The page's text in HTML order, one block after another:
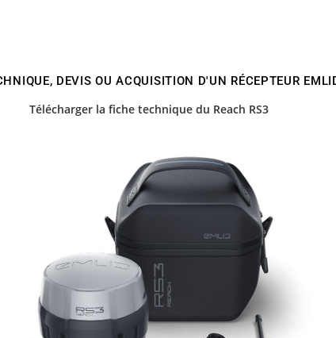
DEVIS OU ACQUISITION D'UN RÉCEPTEUR
Télécharger la fiche technique du Reach RS3